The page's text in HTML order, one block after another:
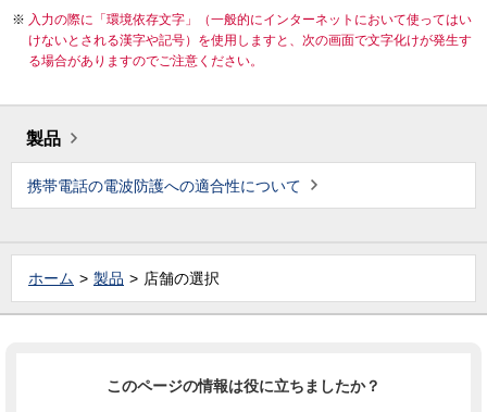
入力の際に「環境依存文字」（一般的にインターネットにおいて使ってはい
けないとされる漢字や記号）を使用しますと、次の画面で文字化けが発生す
る場合がありますのでご注意ください。
製品
携帯電話の電波防護への適合性について
ホーム 製品 店舗の選択
このページの情報は役に立ちましたか？